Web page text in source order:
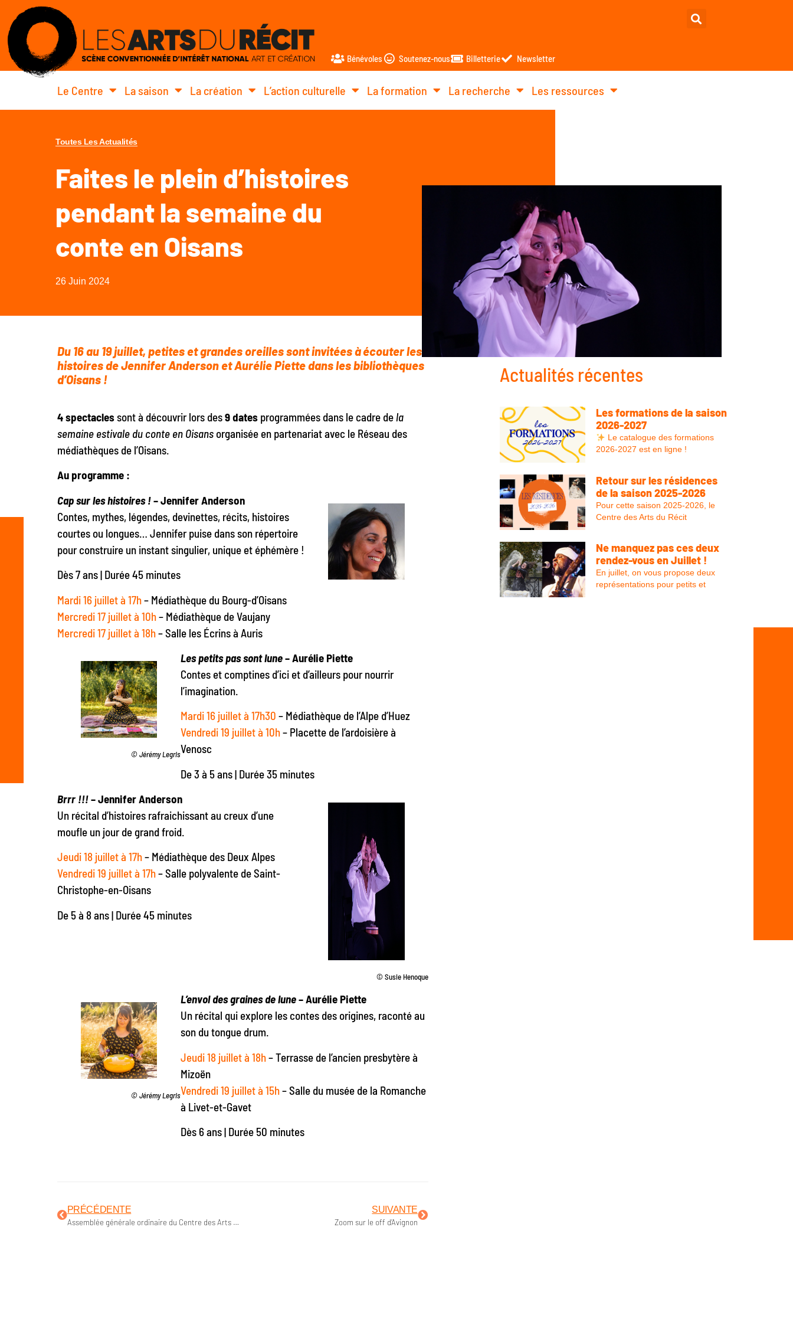
Bénévoles Soutenez-nous Billetterie Newsletter
Le Centre La saison La création L’action culturelle La formation La recherche Les ressources
Toutes Les Actualités
Faites le plein d’histoires
pendant la semaine du
conte en Oisans
26 Juin 2024
Du 16 au 19 juillet, petites et grandes oreilles sont invitées à écouter les
histoires de Jennifer Anderson et Aurélie Piette dans les bibliothèques
d’Oisans !
4 spectaclessont à découvrir lors des9 datesprogrammées dans le cadre dela
semaine estivale du conte en Oisansorganisée en partenariat avec le Réseau des
médiathèques de l’Oisans.
Au programme :
Cap sur les histoires !– Jennifer Anderson
Contes, mythes, légendes, devinettes, récits, histoires
courtes ou longues… Jennifer puise dans son répertoire
pour construire un instant singulier, unique et éphémère !
Dès 7 ans | Durée 45 minutes
Mardi 16 juillet à 17h– Médiathèque du Bourg-d’Oisans
Mercredi 17 juillet à 10h– Médiathèque de Vaujany
Mercredi 17 juillet à 18h– Salle les Écrins à Auris
© Jérémy Legris
Les petits pas sont lune– Aurélie Piette
Contes et comptines d’ici et d’ailleurs pour nourrir
l’imagination.
Mardi 16 juillet à 17h30 – Médiathèque de l’Alpe d’Huez
Vendredi 19 juillet à 10h– Placette de l’ardoisière à
Venosc
De 3 à 5 ans | Durée 35 minutes
Brrr !!!– Jennifer Anderson
Un récital d’histoires rafraichissant au creux d’une
moufle un jour de grand froid.
Jeudi 18 juillet à 17h– Médiathèque des Deux Alpes
Vendredi 19 juillet à 17h– Salle polyvalente de Saint-
Christophe-en-Oisans
De 5 à 8 ans | Durée 45 minutes
© Susie Henoque
© Jérémy Legris
L’envol des graines de lune– Aurélie Piette
Un récital qui explore les contes des origines, raconté au
son du tongue drum.
Jeudi 18 juillet à 18h– Terrasse de l’ancien presbytère à
Mizoën
Vendredi 19 juillet à 15h– Salle du musée de la Romanche
à Livet-et-Gavet
Dès 6 ans | Durée 50 minutes
PRÉCÉDENTE
Assemblée générale ordinaire du Centre des Arts du Récit, lundi 24 juin à Saint-Martin-d’Hères
SUIVANTE
Zoom sur le off d’Avignon
Actualités récentes
Les formations de la saison
2026-2027
Le catalogue des formations
2026-2027 est en ligne !
Retour sur les résidences
de la saison 2025-2026
Pour cette saison 2025-2026, le
Centre des Arts du Récit
Ne manquez pas ces deux
rendez-vous en Juillet !
En juillet, on vous propose deux
représentations pour petits et